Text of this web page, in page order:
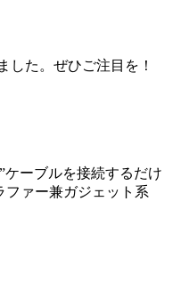
た。ぜひご注目を！
ーブルを接続するだけ
ファー兼ガジェット系